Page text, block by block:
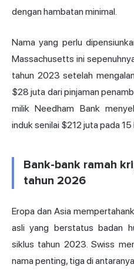
dengan hambatan minimal.
Nama yang perlu
Massachusetts ini
tahun 2023 setelah
$28 juta dari pinjaman
milik Needham Bank
induk senilai $212 juta pada
Bank-bank ramah
tahun 2026
Eropa dan Asia
asli yang berstatus badan
siklus tahun 2023. Swiss
nama penting, tiga di